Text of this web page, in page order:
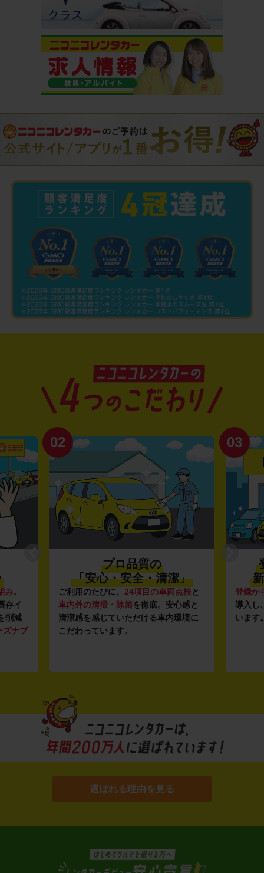
み。
存イ
削減
ズナブ
02
プロ品質の
「安心・安全・清潔」
ご利用のたびに、 24項目の車両点検と
車内外の清掃・除菌を徹底。安心感と
清潔感を感じていただける車内環境に
こだわっています。
03
登録か
導入し
います
選ばれる理由を見る